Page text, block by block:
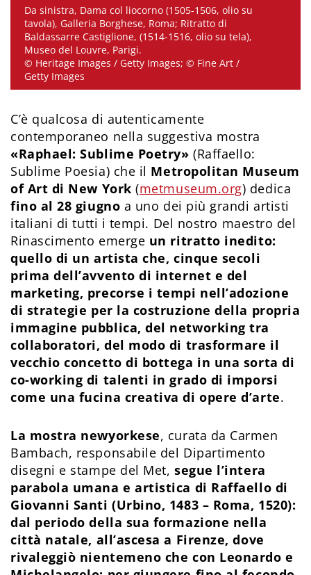
Da sinistra, Dama col liocorno (1505-1506, olio su
tavola), Galleria Borghese, Roma; Ritratto di
Baldassarre Castiglione, (1514-1516, olio su tela),
Museo del Louvre, Parigi.
© Heritage Images / Getty Images; © Fine Art /
Getty Images
C’è qualcosa di autenticamente
contemporaneo nella suggestiva mostra
«Raphael: Sublime Poetry»(Raffaello:
Sublime Poesia) che il Metropolitan Museum
of Art di New York (metmuseum.org) dedica
fino al 28 giugno a uno dei più grandi artisti
italiani di tutti i tempi. Del nostro maestro del
Rinascimento emerge un ritratto inedito:
quello di un artista che, cinque secoli
prima dell’avvento di internet e del
marketing, precorse i tempi nell’adozione
di strategie per la costruzione della propria
immagine pubblica, del networking tra
collaboratori, del modo di trasformare il
vecchio concetto di bottega in una sorta di
co-working di talenti in grado di imporsi
come una fucina creativa di opere d’arte.
La mostra newyorkese, curata da Carmen
Bambach, responsabile del Dipartimento
disegni e stampe del Met,segue l’intera
parabola umana e artistica di Raffaello di
Giovanni Santi (Urbino, 1483 – Roma, 1520):
dal periodo della sua formazione nella
città natale, all’ascesa a Firenze, dove
rivaleggiò nientemeno che con Leonardo e